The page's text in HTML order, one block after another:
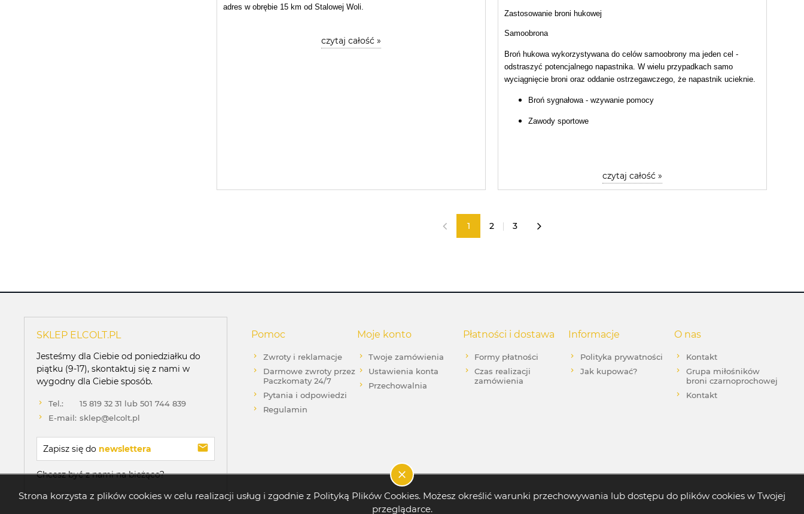
Strona korzysta z plików cookies w celu realizacji usług i zgodnie z Polityką Plików Cookies. Możesz określić warunki przechowywania lub dostępu do plików cookies w Twojej
przeglądarce.
adres w obrębie 15 km od Stalowej Woli.
czytaj całość »
Zastosowanie broni hukowej
Samoobrona
Broń hukowa wykorzystywana do celów samoobrony ma jeden cel -
odstraszyć potencjalnego napastnika. W wielu przypadkach samo
wyciągnięcie broni oraz oddanie ostrzegawczego, że napastnik ucieknie.
Broń sygnałowa - wzywanie pomocy
Zawody sportowe
czytaj całość »
1 2 3
Pomoc
Zwroty i reklamacje
Darmowe zwroty przez
Paczkomaty 24/7
Pytania i odpowiedzi
Regulamin
Moje konto
Twoje zamówienia
Ustawienia konta
Przechowalnia
Płatności i dostawa
Formy płatności
Czas realizacji
zamówienia
Informacje
Polityka prywatności
Jak kupować?
O nas
Kontakt
Grupa miłośników
broni czarnoprochowej
Kontakt
SKLEP ELCOLT.PL
Jesteśmy dla Ciebie od poniedziałku do
piątku (9-17), skontaktuj się z nami w
wygodny dla Ciebie sposób.
Tel.:
15 819 32 31 lub 501 744 839
E-mail: sklep@elcolt.pl
Zapisz się do newslettera
Chcesz być z nami na bieżąco?